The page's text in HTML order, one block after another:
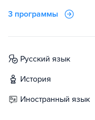
3 программы
русский язык
история
иностранный язык